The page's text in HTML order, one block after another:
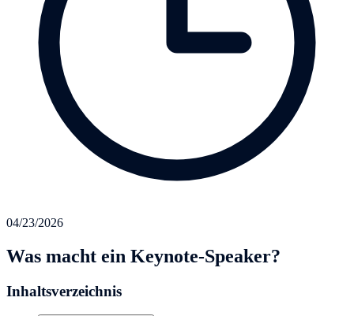
04/23/2026
Was macht ein Keynote-Speaker?
Inhaltsverzeichnis